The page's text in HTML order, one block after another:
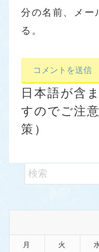
分の名前、メー
る。
日本語が含
すのでご注
策）
月 火